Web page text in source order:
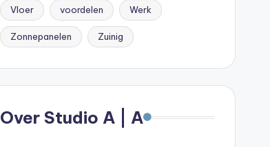
Vloer voordelen Werk
Zonnepanelen Zuinig
Over Studio A | A